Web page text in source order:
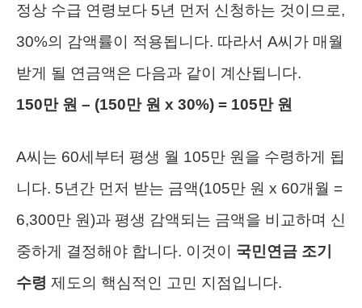
정상 수급 연령보다 5년 먼저 신청하는 것이므로,
30%의 감액률이 적용됩니다. 따라서 A씨가 매월
받게 될 연금액은 다음과 같이 계산됩니다.
150만 원 – (150만 원 x 30%) = 105만 원
A씨는 60세부터 평생 월 105만 원을 수령하게 됩
니다. 5년간 먼저 받는 금액(105만 원 x 60개월 =
6,300만 원)과 평생 감액되는 금액을 비교하며 신
중하게 결정해야 합니다. 이것이 국민연금 조기
수령 제도의 핵심적인 고민 지점입니다.